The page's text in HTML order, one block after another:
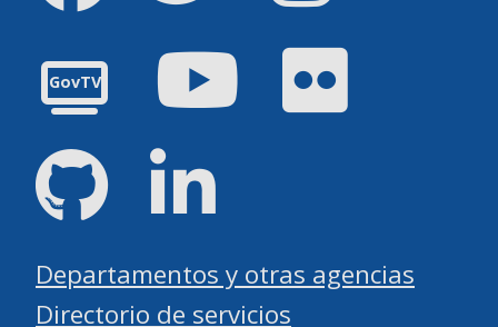
GovTV
YouTube
GitHub
Departamentos y otras agencias
Directorio de servicios